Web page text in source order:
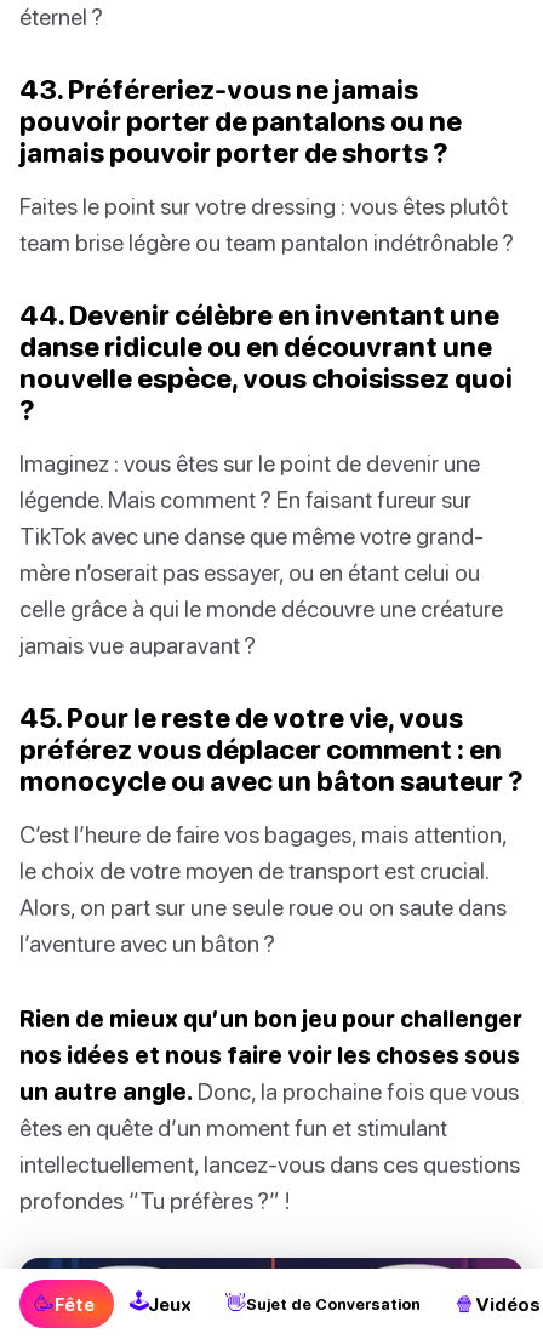
éternel ?
43. Préféreriez-vous ne jamais
pouvoir porter de pantalons ou ne
jamais pouvoir porter de shorts ?
Faites le point sur votre dressing : vous êtes plutôt
team brise légère ou team pantalon indétrônable ?
44. Devenir célèbre en inventant une
danse ridicule ou en découvrant une
nouvelle espèce, vous choisissez quoi
?
Imaginez : vous êtes sur le point de devenir une
légende. Mais comment ? En faisant fureur sur
TikTok avec une danse que même votre grand-
mère n’oserait pas essayer, ou en étant celui ou
celle grâce à qui le monde découvre une créature
jamais vue auparavant ?
45. Pour le reste de votre vie, vous
préférez vous déplacer comment : en
monocycle ou avec un bâton sauteur ?
C’est l’heure de faire vos bagages, mais attention,
le choix de votre moyen de transport est crucial.
Alors, on part sur une seule roue ou on saute dans
l’aventure avec un bâton ?
Rien de mieux qu’un bon jeu pour challenger
nos idées et nous faire voir les choses sous
un autre angle. Donc, la prochaine fois que vous
êtes en quête d’un moment fun et stimulant
intellectuellement, lancez-vous dans ces questions
profondes “Tu préfères ?” !
🥳Fête 🕹Jeux 👋Sujet de Conversation 🍿 Vidéos